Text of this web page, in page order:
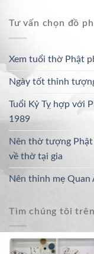
Tư vấn chọn đồ
Xem tuổi thờ Phật
Ngày tốt thỉnh
Tuổi Kỷ Tỵ hợp với
1989
Nên thờ tượng
về thờ tại gia
Nên thỉnh mẹ Quan
Tìm chúng tôi